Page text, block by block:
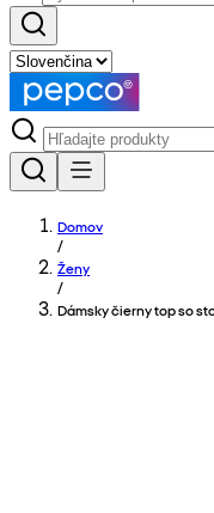
Domov
/
Ženy
/
Dámsky čierny top so